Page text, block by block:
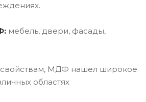
мебель, двери, фасады,
свойствам, МДФ нашел широкое
областях